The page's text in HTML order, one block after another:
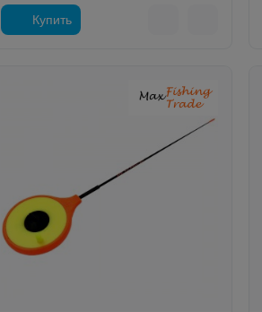
Купить